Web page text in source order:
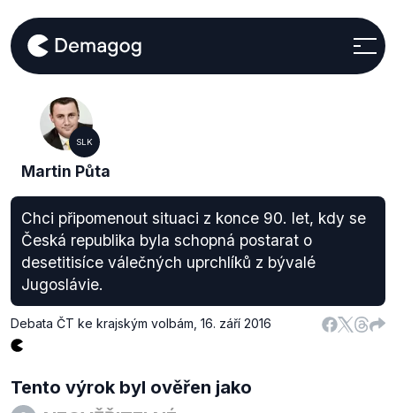
SLK
Martin Půta
Chci připomenout situaci z konce 90. let, kdy se
Česká republika byla schopná postarat o
desetitisíce válečných uprchlíků z bývalé
Jugoslávie.
Debata ČT ke krajským volbám 16. září 2016
Tento výrok byl ověřen jako